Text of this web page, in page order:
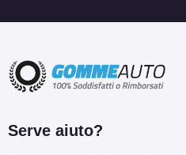
Serve aiuto?